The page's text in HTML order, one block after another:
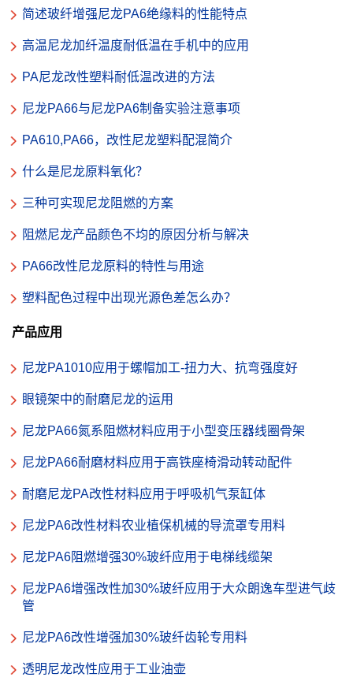
简述玻纤增强尼龙PA6绝缘料的性能特点
高温尼龙加纤温度耐低温在手机中的应用
PA尼龙改性塑料耐低温改进的方法
尼龙PA66与尼龙PA6制备实验注意事项
PA610,PA66，改性尼龙塑料配混简介
什么是尼龙原料氧化？
三种可实现尼龙阻燃的方案
阻燃尼龙产品颜色不均的原因分析与解决
PA66改性尼龙原料的特性与用途
塑料配色过程中出现光源色差怎么办？
产品应用
尼龙PA1010应用于螺帽加工-扭力大、抗弯强度好
眼镜架中的耐磨尼龙的运用
尼龙PA66氮系阻燃材料应用于小型变压器线圈骨架
尼龙PA66耐磨材料应用于高铁座椅滑动转动配件
耐磨尼龙PA改性材料应用于呼吸机气泵缸体
尼龙PA6改性材料农业植保机械的导流罩专用料
尼龙PA6阻燃增强30%玻纤应用于电梯线缆架
尼龙PA6增强改性加30%玻纤应用于大众朗逸车型进气歧
管
尼龙PA6改性增强加30%玻纤齿轮专用料
透明尼龙改性应用于工业油壶